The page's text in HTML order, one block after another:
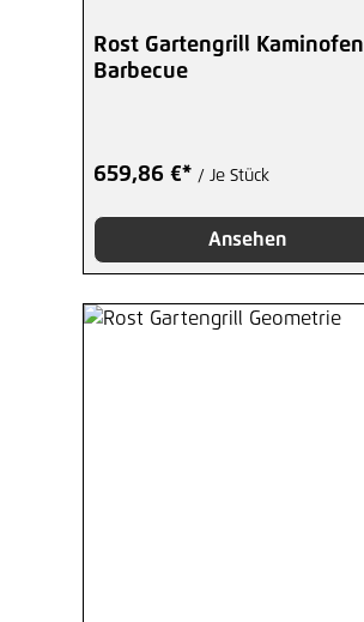
Rost Gartengrill Kaminofen
Barbecue
659,86 €* / Je Stück
Ansehen